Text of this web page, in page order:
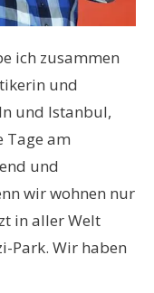
ich zusammen
und
und Istanbul,
Tage am
und
wir wohnen nur
in aller Welt
Park. Wir haben